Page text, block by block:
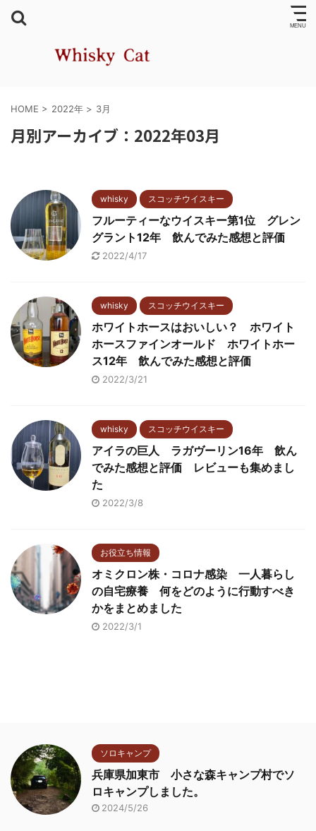
HOME > 2022年 > 3月
月別アーカイブ：2022年03月
whisky スコッチウイスキー
フルーティーなウイスキー第1位 グレン
グラント12年 飲んでみた感想と評価
2022/4/17
whisky スコッチウイスキー
ホワイトホースはおいしい？ ホワイト
ホースファインオールド ホワイトホー
ス12年 飲んでみた感想と評価
2022/3/21
whisky スコッチウイスキー
アイラの巨人 ラガヴーリン16年 飲ん
でみた感想と評価 レビューも集めまし
た
2022/3/8
お役立ち情報
オミクロン株・コロナ感染 一人暮らし
の自宅療養 何をどのように行動すべき
かをまとめました
2022/3/1
ソロキャンプ
兵庫県加東市 小さな森キャンプ村でソ
ロキャンプしました。
2024/5/26